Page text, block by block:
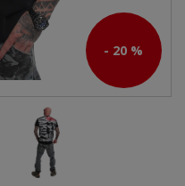
- 20 %